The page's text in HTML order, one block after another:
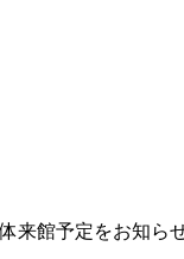
来館予定をお知ら